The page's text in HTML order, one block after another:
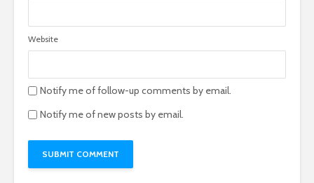
Website
Notify me of follow-up comments by email.
Notify me of new posts by email.